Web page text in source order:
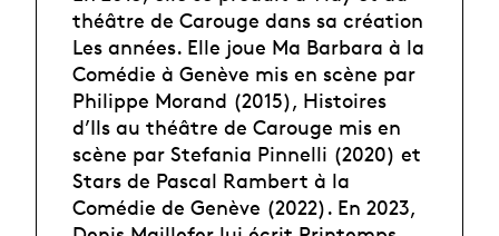
théâtre de Carouge dans sa création
Les années. Elle joue Ma Barbara à la
Comédie à Genève mis en scène par
Philippe Morand (2015), Histoires
d’Ils au théâtre de Carouge mis en
scène par Stefania Pinnelli (2020) et
Stars de Pascal Rambert à la
Comédie de Genève (2022). En 2023,